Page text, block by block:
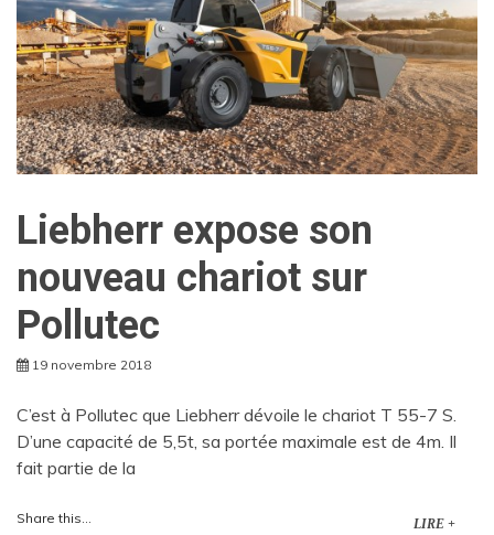
Liebherr expose son
nouveau chariot sur
Pollutec
19 novembre 2018
C’est à Pollutec que Liebherr dévoile le chariot T 55-7 S.
D’une capacité de 5,5t, sa portée maximale est de 4m. Il
fait partie de la
Share this... LIRE +